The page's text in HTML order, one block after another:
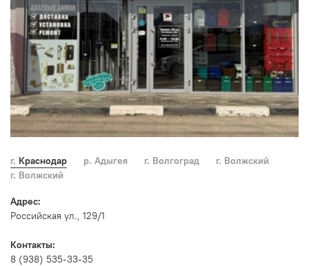
г. Краснодар р. Адыгея г. Волгоград
г. Волжский
г. Волжский
Адрес:
Российская ул., 129/1
Контакты:
8 (938) 535-33-35